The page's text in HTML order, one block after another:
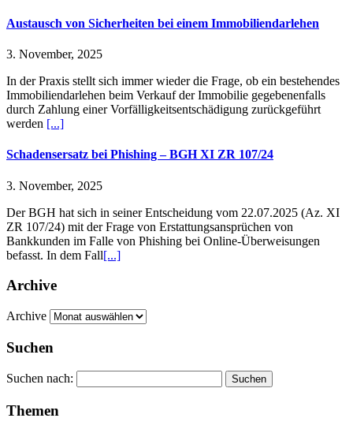
Austausch von Sicherheiten bei einem Immobiliendarlehen
3. November, 2025
In der Praxis stellt sich immer wieder die Frage, ob ein bestehendes
Immobiliendarlehen beim Verkauf der Immobilie gegebenenfalls
durch Zahlung einer Vorfälligkeitsentschädigung zurückgeführt
werden [...]
Schadensersatz bei Phishing – BGH XI ZR 107/24
3. November, 2025
Der BGH hat sich in seiner Entscheidung vom 22.07.2025 (Az. XI
ZR 107/24) mit der Frage von Erstattungsansprüchen von
Bankkunden im Falle von Phishing bei Online-Überweisungen
befasst. In dem Fall[...]
Archive
Archive
Suchen
Suchen nach:
Themen